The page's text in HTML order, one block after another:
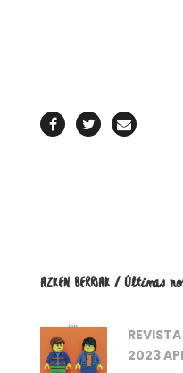
AZKEN BERRIAK / Últimas
2023